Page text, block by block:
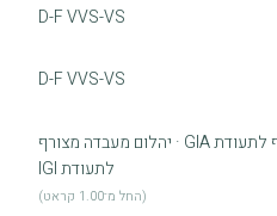
D-F VVS-VS
D-F VVS-VS
יהלום טבעי מצורף לתעודת GIA · יהלום מעבדה מצורף
לתעודת IGI
(החל מ־1.00 קראט)